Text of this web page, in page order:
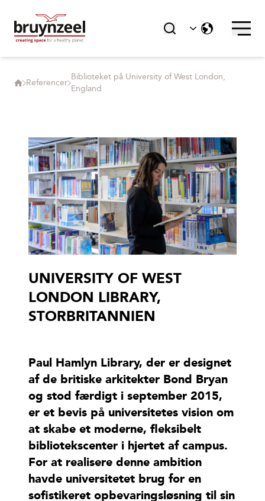
Referencer
Biblioteket på University of West London,
England
UNIVERSITY OF WEST
LONDON LIBRARY,
STORBRITANNIEN
Paul Hamlyn Library, der er designet
af de britiske arkitekter Bond Bryan
og stod færdigt i september 2015,
er et bevis på universitetes vision om
at skabe et moderne, fleksibelt
bibliotekscenter i hjertet af campus.
For at realisere denne ambition
havde universitetet brug for en
sofistikeret opbevaringsløsning til sin